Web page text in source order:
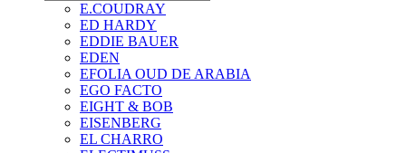
E.COUDRAY
ED HARDY
EDDIE BAUER
EDEN
EFOLIA OUD DE ARABIA
EGO FACTO
EIGHT & BOB
EISENBERG
EL CHARRO